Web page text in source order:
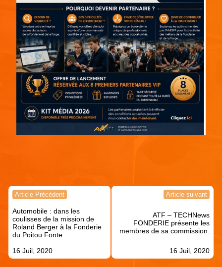
Navigation
l’article
Article Précédent
Automobile : dans les
coulisses de la mission de
Roland Berger à la Fonderie
du Poitou Fonte
16 Juil, 2020
Article suivant
ATF – TECHNews
FONDERIE présente les
membres de sa commission.
16 Juil, 2020